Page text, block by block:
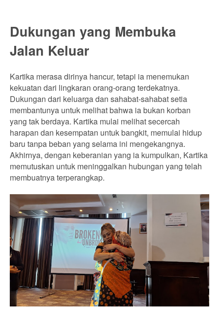
Dukungan yang Membuka
Jalan Keluar
Kartika merasa dirinya hancur, tetapi ia menemukan
kekuatan dari lingkaran orang-orang terdekatnya.
Dukungan dari keluarga dan sahabat-sahabat setia
membantunya untuk melihat bahwa ia bukan korban
yang tak berdaya. Kartika mulai melihat secercah
harapan dan kesempatan untuk bangkit, memulai hidup
baru tanpa beban yang selama ini mengekangnya.
Akhirnya, dengan keberanian yang ia kumpulkan, Kartika
memutuskan untuk meninggalkan hubungan yang telah
membuatnya terperangkap.